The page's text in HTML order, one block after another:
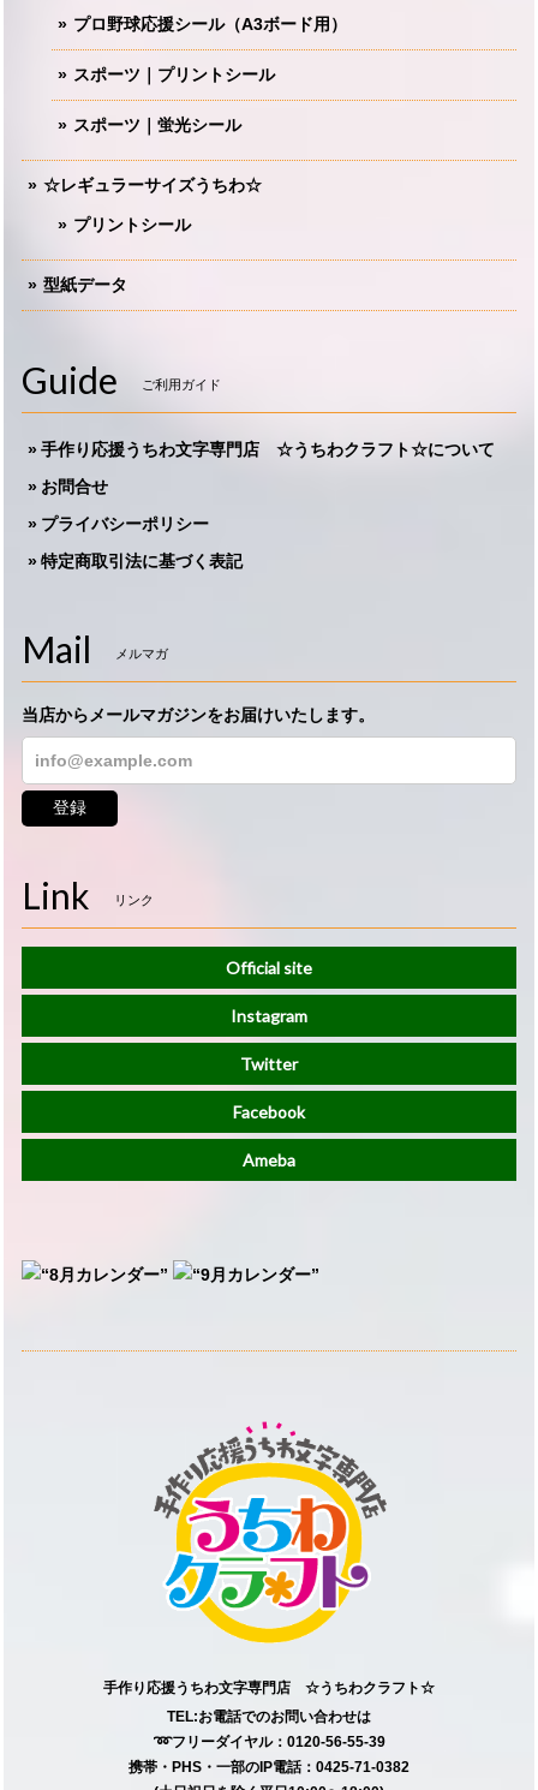
プロ野球応援シール（A3ボード用）
スポーツ｜プリントシール
スポーツ｜蛍光シール
☆レギュラーサイズうちわ☆
プリントシール
型紙データ
Guide ご利用ガイド
手作り応援うちわ文字専門店 ☆うちわクラフト☆について
お問合せ
プライバシーポリシー
特定商取引法に基づく表記
Mail メルマガ
当店からメールマガジンをお届けいたします。
登録
Link リンク
Official site
Instagram
Twitter
Facebook
Ameba
手作り応援うちわ文字専門店 ☆うちわクラフト☆
TEL:お電話でのお問い合わせは
➿フリーダイヤル：0120-56-55-39
携帯・PHS・一部のIP電話：0425-71-0382